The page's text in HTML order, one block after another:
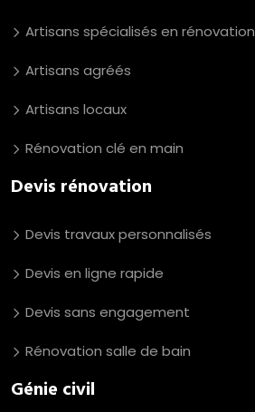
Artisans spécialisés en rénovation
Artisans agréés
Artisans locaux
Rénovation clé en main
Devis rénovation
Devis travaux personnalisés
Devis en ligne rapide
Devis sans engagement
Rénovation salle de bain
Génie civil